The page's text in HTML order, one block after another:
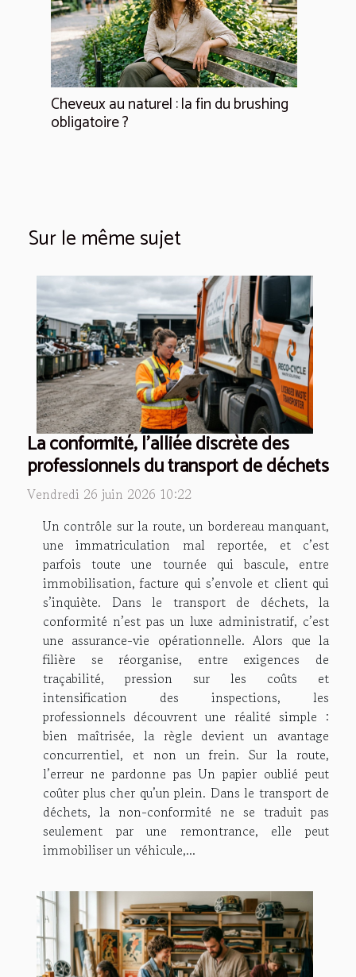
Cheveux au naturel : la fin du brushing
obligatoire ?
Sur le même sujet
La conformité, l'alliée discrète des
professionnels du transport de déchets
Vendredi 26 juin 2026 10:22
Un contrôle sur la route, un bordereau manquant,
une immatriculation mal reportée, et c’est
parfois toute une tournée qui bascule, entre
immobilisation, facture qui s’envole et client qui
s’inquiète. Dans le transport de déchets, la
conformité n’est pas un luxe administratif, c’est
une assurance-vie opérationnelle. Alors que la
filière se réorganise, entre exigences de
traçabilité, pression sur les coûts et
intensification des inspections, les
professionnels découvrent une réalité simple :
bien maîtrisée, la règle devient un avantage
concurrentiel, et non un frein. Sur la route,
l’erreur ne pardonne pas Un papier oublié peut
coûter plus cher qu’un plein. Dans le transport de
déchets, la non-conformité ne se traduit pas
seulement par une remontrance, elle peut
immobiliser un véhicule,...